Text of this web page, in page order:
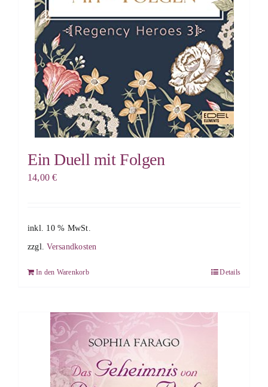
Ein Duell mit Folgen
14,00€
inkl. 10 % MwSt.
zzgl.Versandkosten
In den Warenkorb Details